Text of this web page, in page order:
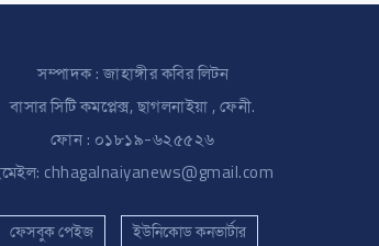
সম্পাদক : জাহাঙ্গীর কবির লিটন
বাসার সিটি কমপ্লেক্স, ছাগলনাইয়া , ফেনী.
ফোন : ০১৮১৯-৬২৫৫২৬
chhagalnaiyanews@gmail.com
ফেসবুক পেইজ ইউনিকোড কনভার্টার